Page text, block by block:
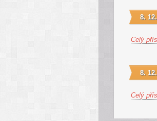
8.
Celý
8.
Celý